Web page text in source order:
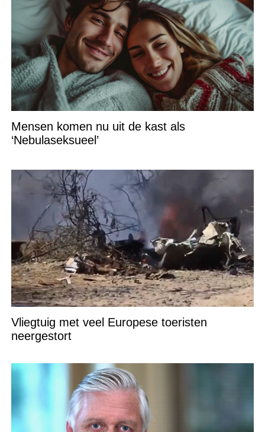
Mensen komen nu uit de kast als
‘Nebulaseksueel’
Vliegtuig met veel Europese toeristen
neergestort